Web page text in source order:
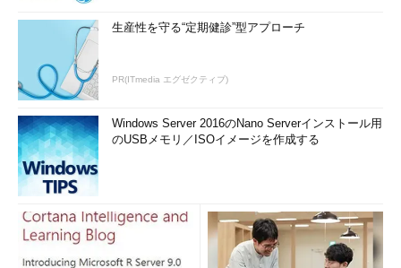
生産性を守る“定期健診”型アプローチ
PR(ITmedia エグゼクティブ)
Windows Server 2016のNano Serverインストール用
のUSBメモリ／ISOイメージを作成する